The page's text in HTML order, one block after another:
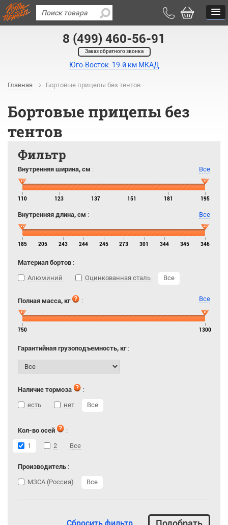
8 (499) 460-56-91
Заказ обратного звонка
Юго-Восток: 19-й км МКАД
Главная Бортовые прицепы без тентов
Бортовые прицепы без
тентов
Фильтр
Внутренняя ширина, см : Все
110 123 137 151 181 195
Внутренняя длина, см : Все
185 205 243 244 245 273 301 344 345 346
Материал бортов :
Алюминий
Оцинкованная сталь Все
Полная масса, кг : Все
750 1300
Гарантийная грузоподъемность, кг:
Наличие тормоза
:
есть
нет Все
Кол-во осей
:
1
2 Все
Производитель :
МЗСА (Россия)
Все